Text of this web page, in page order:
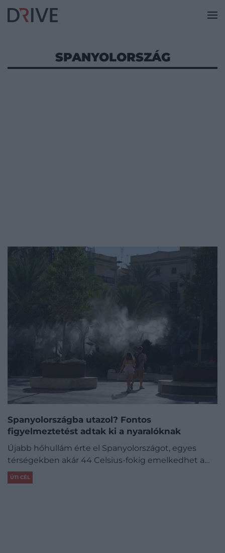
SPANYOLORSZÁG
Spanyolországba utazol? Fontos
figyelmeztetést adtak ki a nyaralóknak
Újabb hőhullám érte el Spanyolországot, egyes
térségekben akár 44 Celsius-fokig emelkedhet a…
ÚTI CÉL